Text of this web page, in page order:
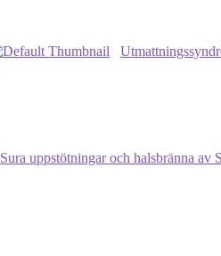
Sura uppstötningar och halsbränna av